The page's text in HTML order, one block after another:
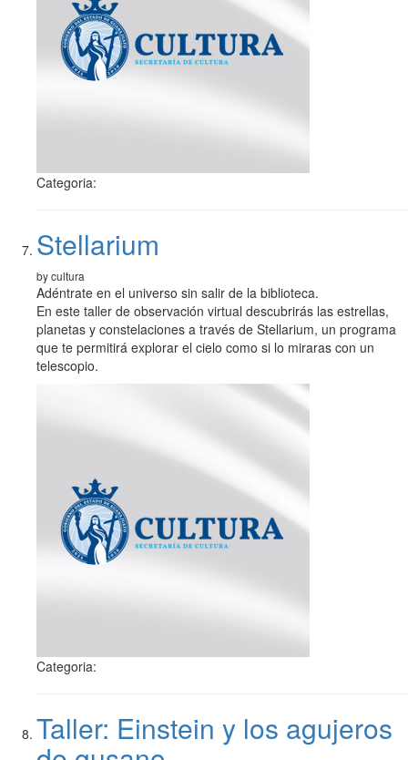
Categoria:
Stellarium
by cultura
Adéntrate en el universo sin salir de la biblioteca.
En este taller de observación virtual descubrirás las estrellas,
planetas y constelaciones a través de Stellarium, un programa
que te permitirá explorar el cielo como si lo miraras con un
telescopio.
Categoria:
Taller: Einstein y los agujeros